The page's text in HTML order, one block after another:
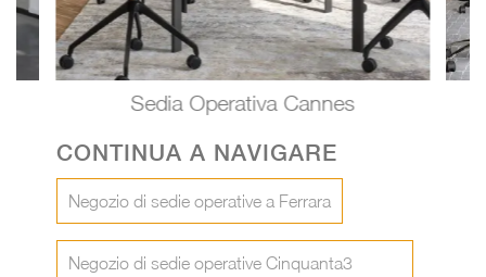
Sedia Operativa Cannes
CONTINUA A NAVIGARE
Negozio di sedie operative a Ferrara
Negozio di sedie operative Cinquanta3